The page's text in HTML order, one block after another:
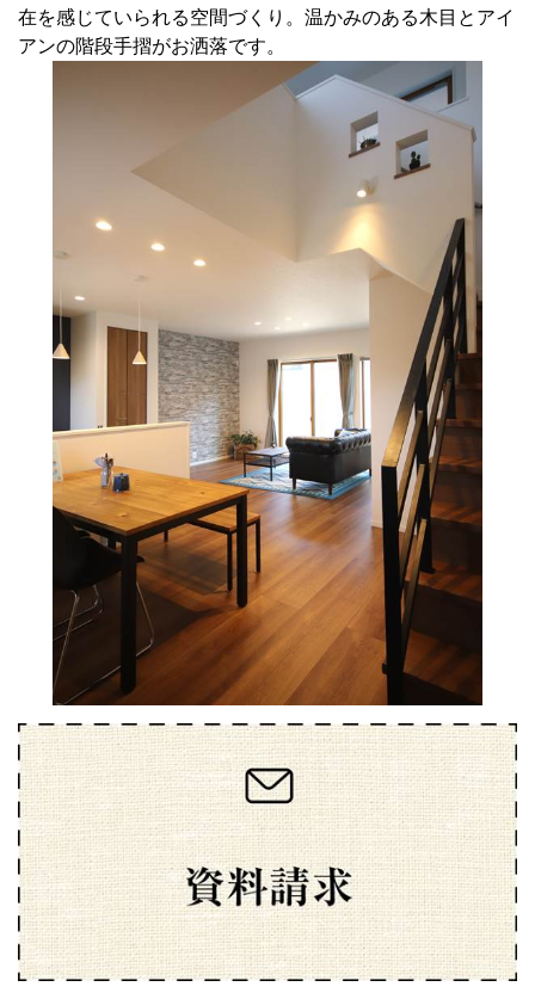
在を感じていられる空間づくり。温かみのある木目とアイ
アンの階段手摺がお洒落です。